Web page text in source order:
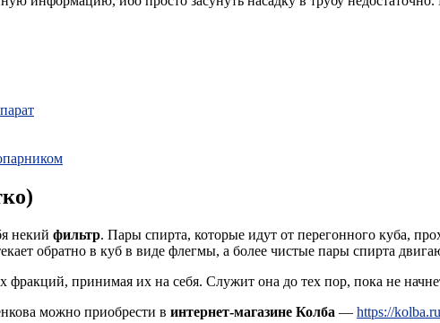
некий фильтр. Пары спирта, которые идут от перегонного куба,
обратно в куб в виде флегмы, а более чистые пары спирта
принимая их на себя. Служит она до тех пор, пока не
можно приобрести в интернет-магазине Колба — https://